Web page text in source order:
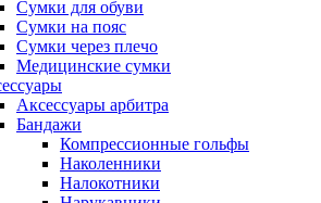
Сумки для обуви
Сумки на пояс
Сумки через плечо
Медицинские сумки
Аксессуары арбитра
Бандажи
Компрессионные гольфы
Наколенники
Налокотники